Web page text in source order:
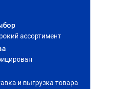
ассортимент
и выгрузка товара